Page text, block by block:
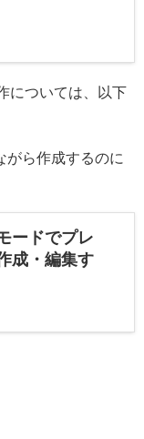
については、以下
がら作成するのに
ードでプレ
成・編集す